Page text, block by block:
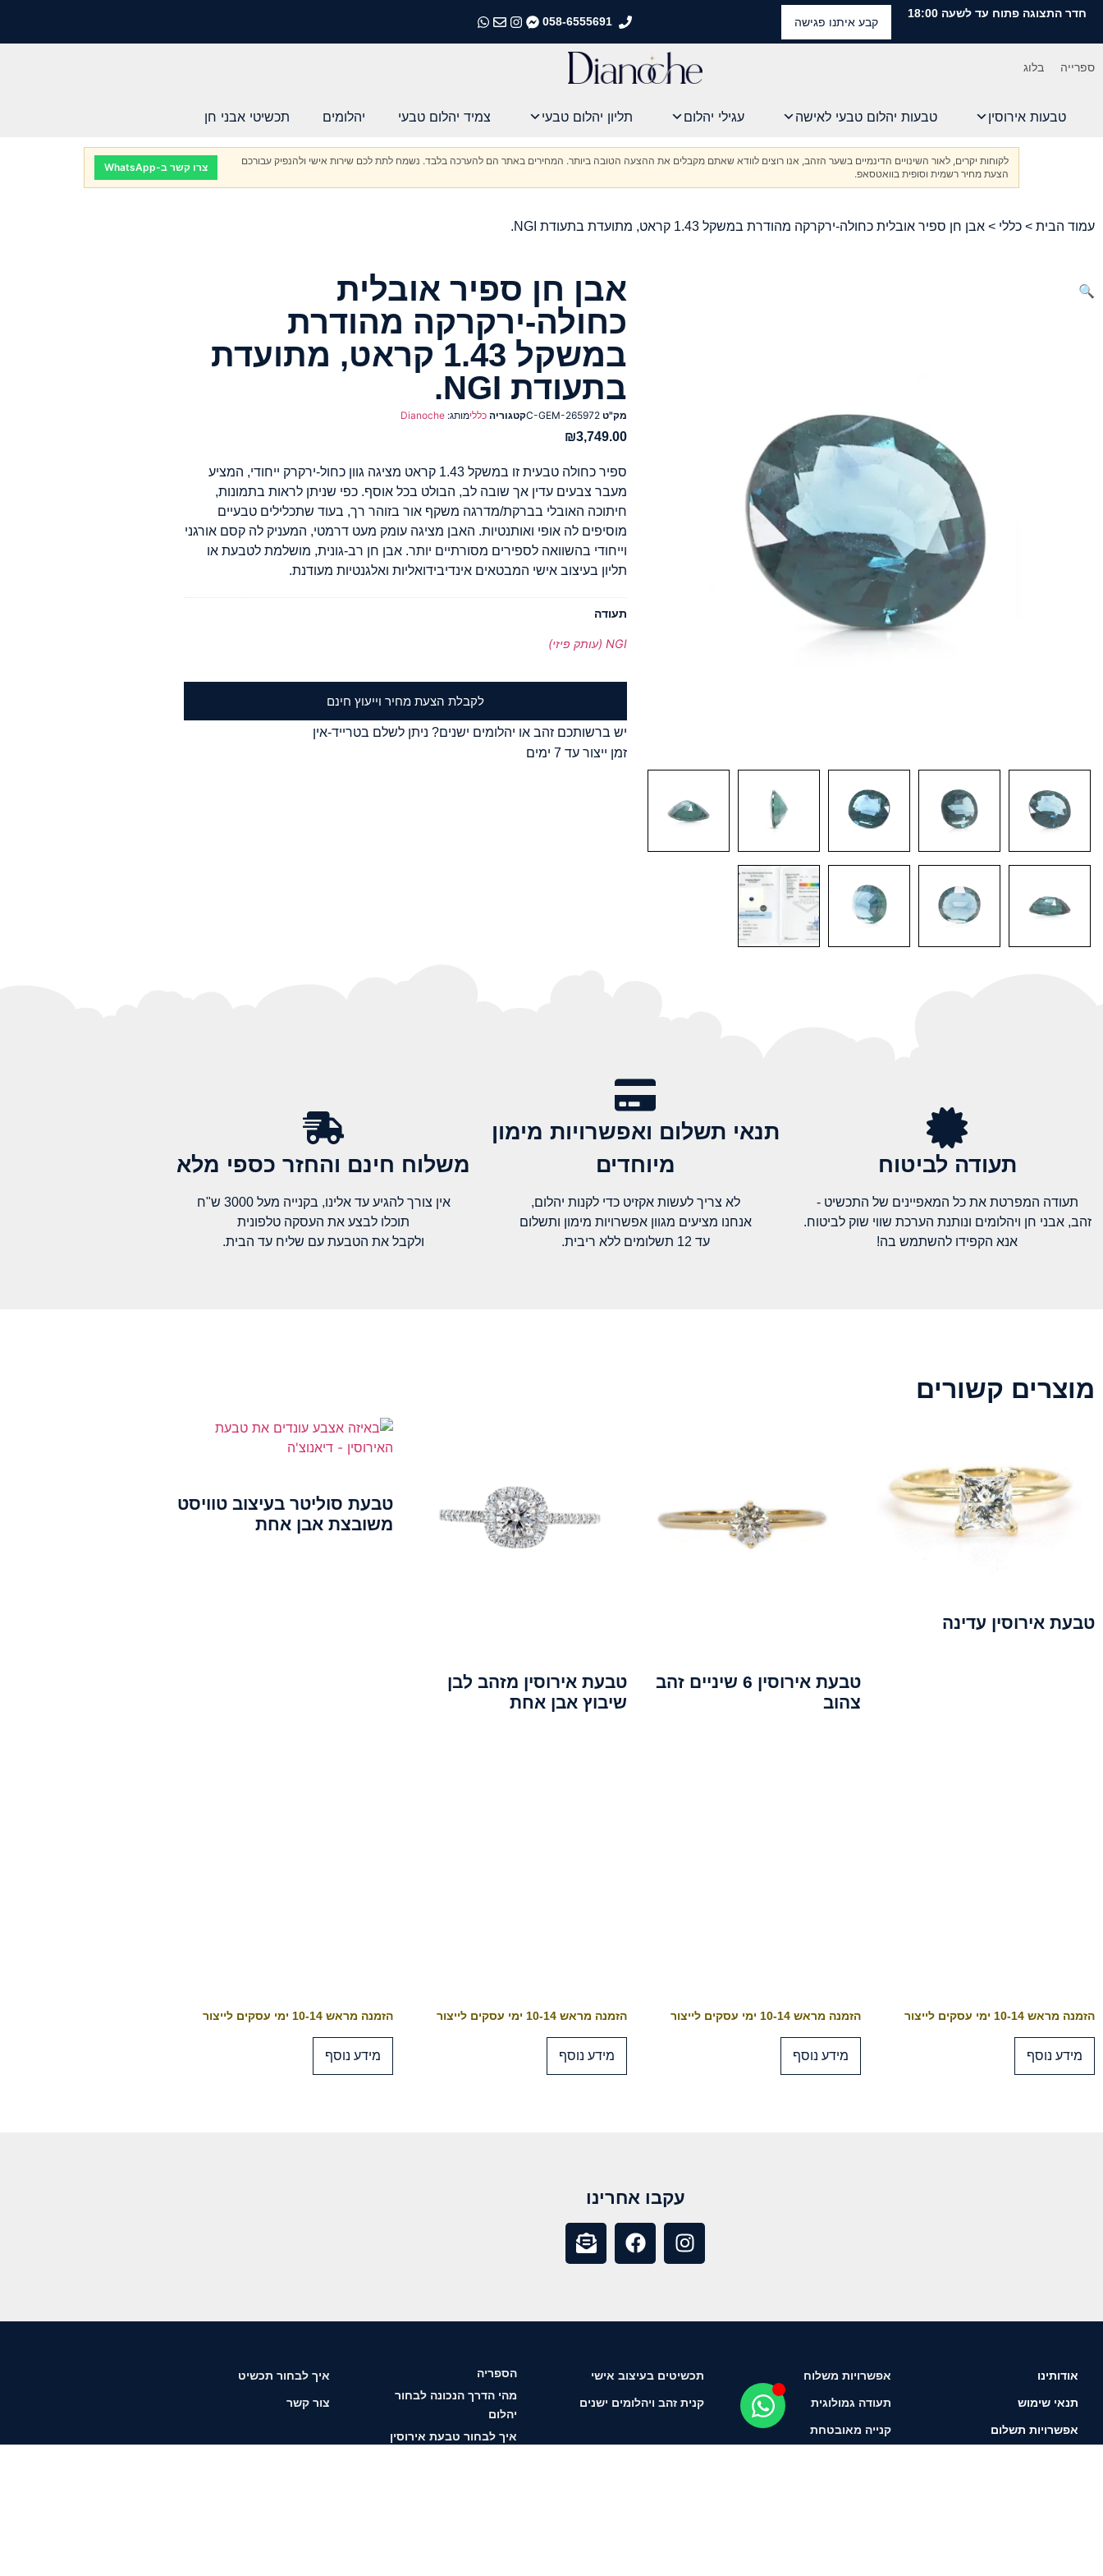
חדר התצוגה פתוח עד לשעה 18:00
קבע איתנו פגישה 058-6555691
התקשרו אלינו
התקשרו אלינו
התקשרו אלינו
התקשרו אלינו
ספרייה בלוג
טבעות אירוסין טבעות יהלום טבעי לאישה עגילי יהלום תליון יהלום טבעי צמיד יהלום טבעי יהלומים תכשיטי אבני חן
לקוחות יקרים, לאור השינויים הדינמיים בשער הזהב, אנו רוצים לוודא שאתם מקבלים את ההצעה הטובה ביותר. המחירים באתר הם להערכה בלבד. נשמח לתת לכם שירות אישי ולהנפיק עבורכם
הצעת מחיר רשמית וסופית בוואטסאפ.
צרו קשר ב-WhatsApp
עמוד הבית > כללי > אבן חן ספיר אובלית כחולה-ירקרקה מהודרת במשקל 1.43 קראט, מתועדת בתעודת NGI.
🔍
אבן חן ספיר אובלית
כחולה-ירקרקה מהודרת
במשקל 1.43 קראט, מתועדת
בתעודת NGI.
מק"ט C-GEM-265972קטגוריה כללימותג: Dianoche
₪3,749.00
ספיר כחולה טבעית זו במשקל 1.43 קראט מציגה גוון כחול-ירקרק ייחודי, המציע
מעבר צבעים עדין אך שובה לב, הבולט בכל אוסף. כפי שניתן לראות בתמונות,
חיתוכה האובלי בברקת/מדרגה משקף אור בזוהר רך, בעוד שתכלילים טבעיים
מוסיפים לה אופי ואותנטיות. האבן מציגה עומק מעט דרמטי, המעניק לה קסם אורגני
וייחודי בהשוואה לספירים מסורתיים יותר. אבן חן רב-גונית, מושלמת לטבעת או
תליון בעיצוב אישי המבטאים אינדיבידואליות ואלגנטיות מעודנת.
תעודה
NGI (עותק פיזי)
לקבלת הצעת מחיר וייעוץ חינם
יש ברשותכם זהב או יהלומים ישנים? ניתן לשלם בטרייד-אין
זמן ייצור עד 7 ימים
תעודה לביטוח
תעודה המפרטת את כל המאפיינים של התכשיט -
זהב, אבני חן ויהלומים ונותנת הערכת שווי שוק לביטוח.
אנא הקפידו להשתמש בה!
תנאי תשלום ואפשרויות מימון
מיוחדים
לא צריך לעשות אקזיט כדי לקנות יהלום,
אנחנו מציעים מגוון אפשרויות מימון ותשלום
עד 12 תשלומים ללא ריבית.
משלוח חינם והחזר כספי מלא​
אין צורך להגיע עד אלינו, בקנייה מעל 3000 ש"ח
תוכלו לבצע את העסקה טלפונית
ולקבל את הטבעת עם שליח עד הבית.
מוצרים קשורים
טבעת אירוסין עדינה
הזמנה מראש 10-14 ימי עסקים לייצור
מידע נוסף
טבעת אירוסין 6 שיניים זהב
צהוב
הזמנה מראש 10-14 ימי עסקים לייצור
מידע נוסף
טבעת אירוסין מזהב לבן
שיבוץ אבן אחת
הזמנה מראש 10-14 ימי עסקים לייצור
מידע נוסף
טבעת סוליטר בעיצוב טוויסט
משובצת אבן אחת
הזמנה מראש 10-14 ימי עסקים לייצור
מידע נוסף
עקבו אחרינו
אודותינו
תנאי שימוש
אפשרויות תשלום
אפשרויות משלוח
תעודה גמולוגית
קנייה מאובטחת
תכשיטים בעיצוב אישי
קנית זהב ויהלומים ישנים
הספריה
מהי הדרך הנכונה לבחור
יהלום
איך לבחור טבעת אירוסין
איך לבחור תכשיט
צור קשר